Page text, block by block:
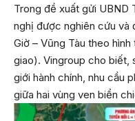
Trong đề xuất gửi UBND
nghị được nghiên cứu và
Giờ – Vũng Tàu theo
giao). Vingroup cho biết,
giới hành chính, nhu cầu
giữa hai vùng ven biển